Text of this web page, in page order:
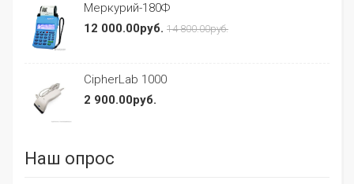
Меркурий-180Ф
12 000.00руб. 14 800.00руб.
CipherLab 1000
2 900.00руб.
Наш опрос